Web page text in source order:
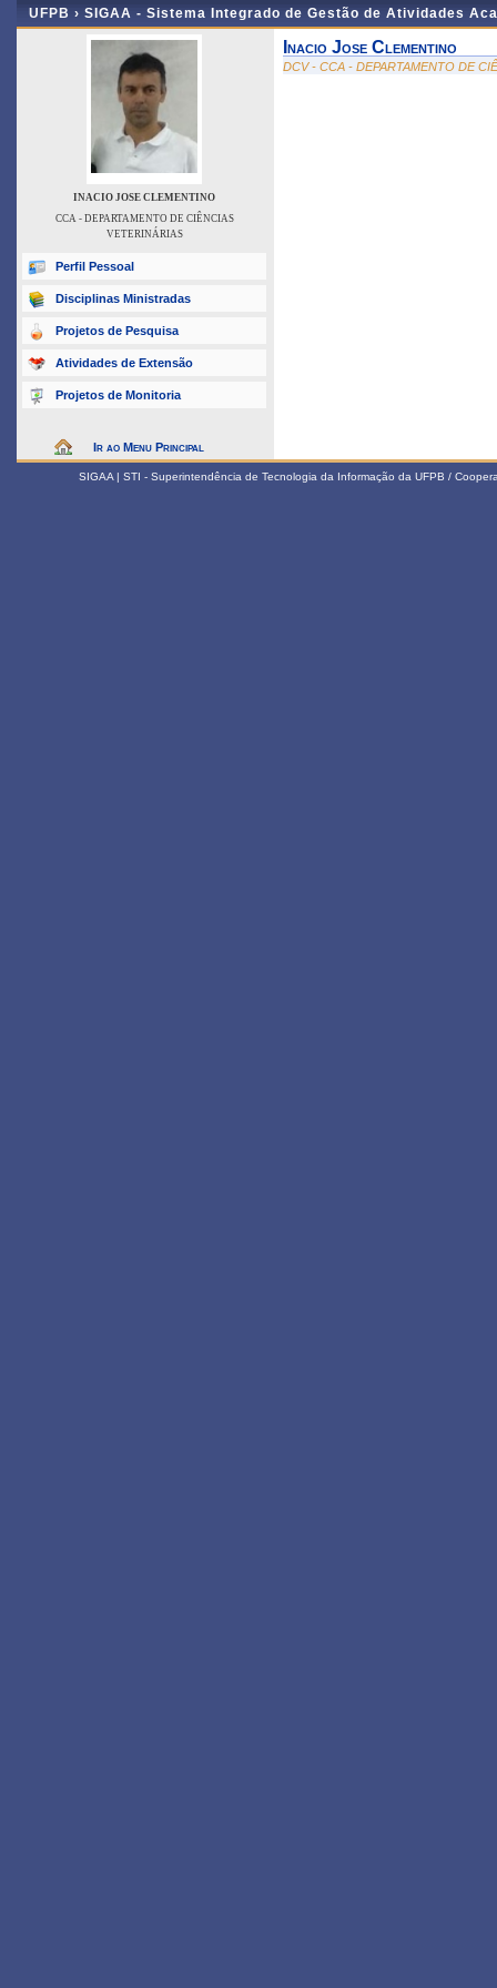
UFPB › SIGAA - Sistema Integrado de Gestão de Atividades
INACIO JOSE CLEMENTINO
CCA - DEPARTAMENTO DE CIÊNCIAS
VETERINÁRIAS
Perfil Pessoal
Disciplinas Ministradas
Projetos de Pesquisa
Atividades de Extensão
Projetos de Monitoria
Ir ao Menu Principal
Inacio Jose Clementino
DCV - CCA - DEPARTAMENTO DE
SIGAA | STI - Superintendência de Tecnologia da Informação da UFPB /